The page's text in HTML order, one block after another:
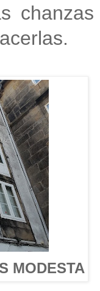
chanzas
MODESTA